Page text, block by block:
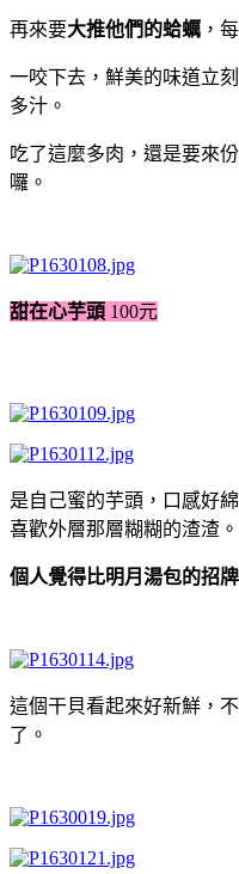
再來要大推他們的蛤蠣 ，
一咬下去，鮮美的味道立
多汁。
吃了這麼多肉，還是要來
囉。
甜在心芋頭 100元
是自己蜜的芋頭，口感好
喜歡外層那層糊糊的渣渣。
個人覺得比明月湯包的招
這個干貝看起來好新鮮，
了。